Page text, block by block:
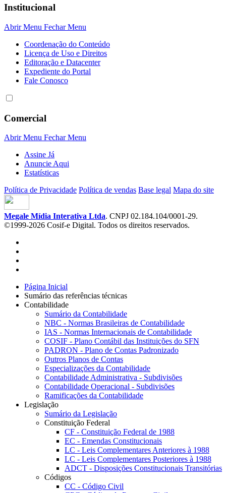
Institucional
Abrir Menu Fechar Menu
Coordenação do Conteúdo
Licença de Uso e Direitos
Editoração e Datacenter
Expediente do Portal
Fale Conosco
Comercial
Abrir Menu Fechar Menu
Assine Já
Anuncie Aqui
Estatísticas
Política de Privacidade Política de vendas Base legal Mapa do site
Megale Mídia Interativa Ltda. CNPJ 02.184.104/0001-29.
©1999-2026 Cosif-e Digital. Todos os direitos reservados.
Página Inicial
Sumário das referências técnicas
Contabilidade
Sumário da Contabilidade
NBC - Normas Brasileiras de Contabilidade
IAS - Normas Internacionais de Contabilidade
COSIF - Plano Contábil das Instituições do SFN
PADRON - Plano de Contas Padronizado
Outros Planos de Contas
Especializações da Contabilidade
Contabilidade Administrativa - Subdivisões
Contabilidade Operacional - Subdivisões
Ramificações da Contabilidade
Legislação
Sumário da Legislação
Constituição Federal
CF - Constituição Federal de 1988
EC - Emendas Constitucionais
LC - Leis Complementares Anteriores à 1988
LC - Leis Complementares Posteriores à 1988
ADCT - Disposições Constitucionais Transitórias
Códigos
CC - Código Civil